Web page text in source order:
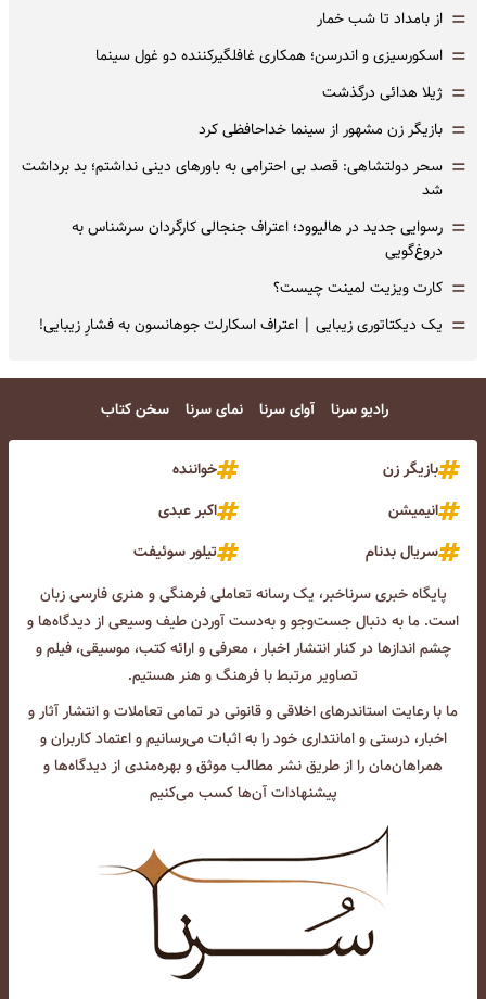
= از بامداد تا شب خمار
= اسکورسیزی و اندرسن؛ همکاری غافلگیرکننده دو غول سینما
= ژیلا هدائی درگذشت
= بازیگر زن مشهور از سینما خداحافظی کرد
= سحر دولتشاهی: قصد بی احترامی به باورهای دینی نداشتم؛ بد برداشت
شد
= رسوایی جدید در هالیوود؛ اعتراف جنجالی کارگردان سرشناس به
دروغ‌گویی
= کارت ویزیت لمینت چیست؟
= یک دیکتاتوری زیبایی | اعتراف اسکارلت جوهانسون به فشارِ زیبایی!
رادیو سرنا آوای سرنا نمای سرنا سخن کتاب
بازیگر زن
خواننده
انیمیشن
اکبر عبدی
سریال بدنام
تیلور سوئیفت
پایگاه خبری سرناخبر، یک رسانه تعاملی فرهنگی و هنری فارسی زبان
است. ما به دنبال جست‌و‌جو و به‌دست آوردن طیف وسیعی از دیدگاه‌ها و
چشم انداز‌ها در کنار انتشار اخبار ، معرفی و ارائه کتب، موسیقی، فیلم و
تصاویر مرتبط با فرهنگ و هنر هستیم.
ما با رعایت استاندرهای اخلاقی و قانونی در تمامی تعاملات و انتشار آثار و
اخبار، درستی و امانتداری خود را به اثبات می‌رسانیم و اعتماد کاربران و
همراهان‌مان را از طریق نشر مطالب موثق و بهره‌مندی از دیدگاه‌ها و
پیشنهادات آن‌ها کسب می‌کنیم